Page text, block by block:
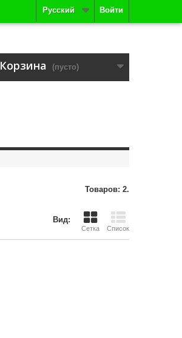
Войти
Русский
Корзина (пусто)
Товаров: 2.
Вид:
Сетка Список